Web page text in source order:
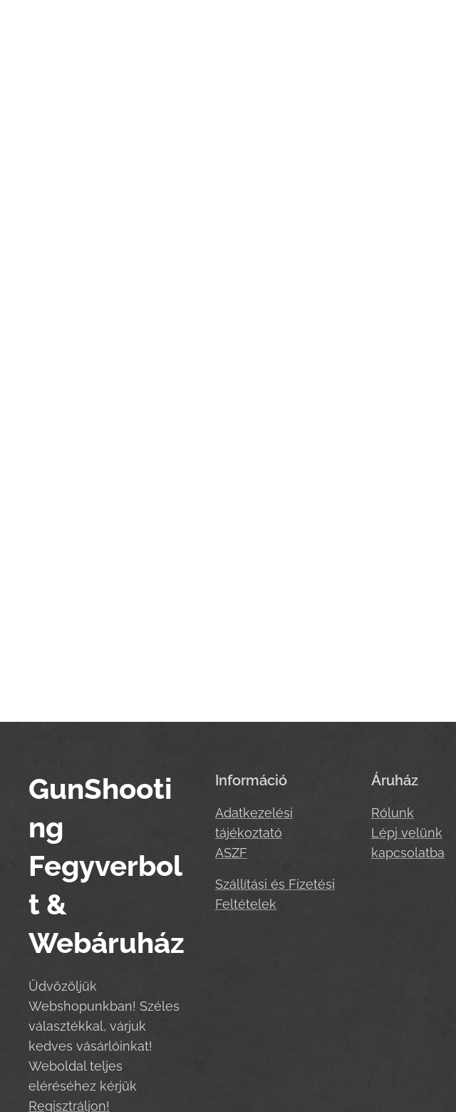
GunShooti
ng
Fegyverbol
t &
Webáruház
Üdvözöljük
Webshopunkban! Széles
választékkal, várjuk
kedves vásárlóinkat!
Weboldal teljes
eléréséhez kérjük
Regisztráljon!
Információ
Adatkezelési
tájékoztató
ASZF
Szállítási és Fizetési
Feltételek
Áruház
Rólunk
Lépj velünk
kapcsolatba